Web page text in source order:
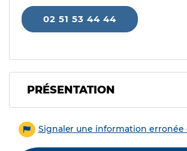
02 51 53 44 44
PRÉSENTATION
Signaler une information erronée